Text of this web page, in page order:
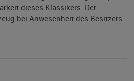
dieses Klassikers: Der
bei Anwesenheit des Besitzers